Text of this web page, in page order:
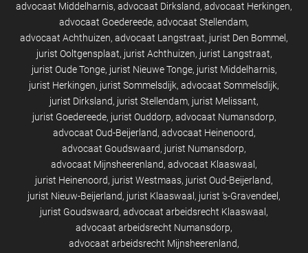
advocaat Middelharnis advocaat Dirksland advocaat Herkingen
advocaat Goedereede advocaat Stellendam
advocaat Achthuizen advocaat Langstraat jurist Den Bommel
jurist Ooltgensplaat jurist Achthuizen jurist Langstraat
jurist Oude Tonge jurist Nieuwe Tonge jurist Middelharnis
jurist Herkingen jurist Sommelsdijk advocaat Sommelsdijk
jurist Dirksland jurist Stellendam jurist Melissant
jurist Goedereede jurist Ouddorp advocaat Numansdorp
advocaat Oud-Beijerland advocaat Heinenoord
advocaat Goudswaard jurist Numansdorp
advocaat Mijnsheerenland advocaat Klaaswaal
jurist Heinenoord jurist Westmaas jurist Oud-Beijerland
jurist Nieuw-Beijerland jurist Klaaswaal
jurist 's-Gravendeel
jurist Goudswaard advocaat arbeidsrecht Klaaswaal
advocaat arbeidsrecht Numansdorp
advocaat arbeidsrecht Mijnsheerenland